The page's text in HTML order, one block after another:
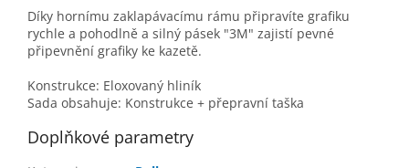
Díky hornímu zaklapávacímu rámu připravíte grafiku
rychle a pohodlně a silný pásek "3M" zajistí pevné
připevnění grafiky ke kazetě.
Konstrukce: Eloxovaný hliník
Sada obsahuje: Konstrukce + přepravní taška
Doplňkové parametry